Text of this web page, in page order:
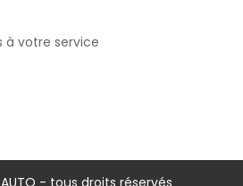
à votre service
AUTO - tous droits réservés